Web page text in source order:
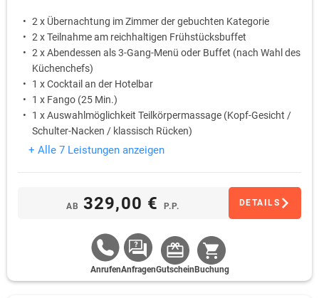
2 x Übernachtung im Zimmer der gebuchten Kategorie
2 x Teilnahme am reichhaltigen Frühstücksbuffet
2 x Abendessen als 3-Gang-Menü oder Buffet (nach Wahl des
Küchenchefs)
1 x Cocktail an der Hotelbar
1 x Fango (25 Min.)
1 x Auswahlmöglichkeit Teilkörpermassage (Kopf-Gesicht /
Schulter-Nacken / klassisch Rücken)
+ Alle 7 Leistungen anzeigen
AB 329,00 € P.P. DETAILS
AnrufenAnfragenGutschein Buchung